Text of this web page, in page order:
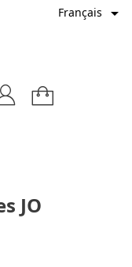
Français 
au 21 août
JO